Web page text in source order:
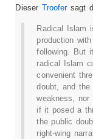
Dieser Troofersagt
Radical Islam
production
following. But
radical Islam
convenient
doubt, and the
weakness,
if it posed a
the public
right-wing